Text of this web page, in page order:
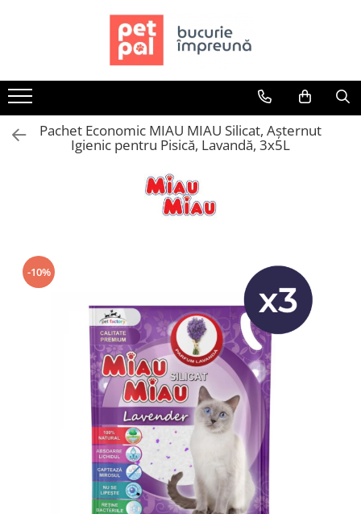
Câini
Hrană Uscată Câini
Câine Junior
Câine Adult
Diete Veterinare Câini
Uscată
Recompense Câini
Covorașe Igienice Câini
Pachet Economic MIAU MIAU Silicat, Așternut
Igienic pentru Pisică, Lavandă, 3x5L
-10%